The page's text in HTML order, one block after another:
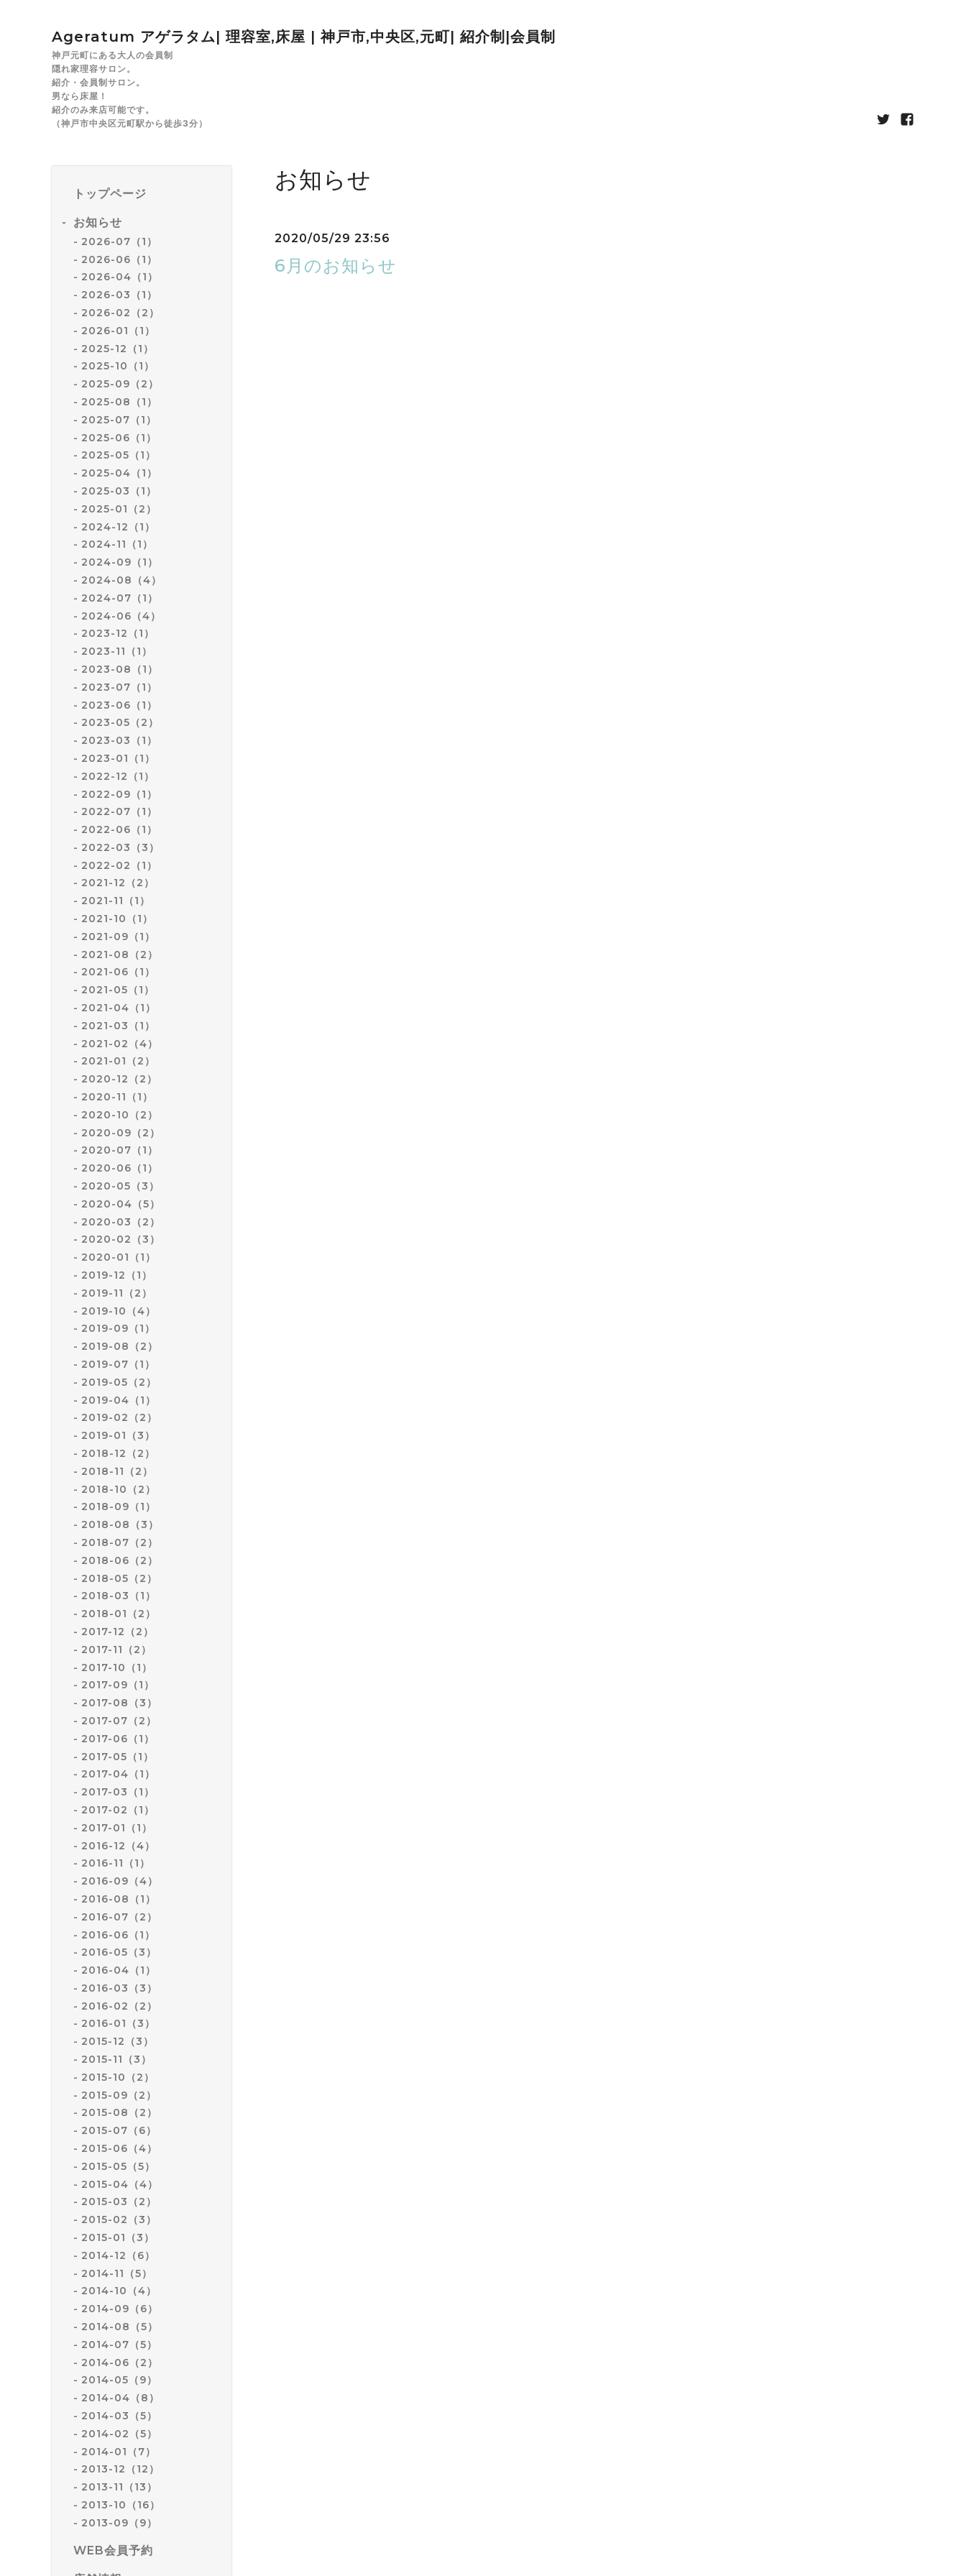
Ageratum アゲラタム| 理容室,床屋 | 神戸市,中央区,元町| 紹介制|会員制
神戸元町にある大人の会員制
隠れ家理容サロン。
紹介・会員制サロン。
男なら床屋！
紹介のみ来店可能です。
（神戸市中央区元町駅から徒歩3分）
トップページ
お知らせ
2026-07（1）
2026-06（1）
2026-04（1）
2026-03（1）
2026-02（2）
2026-01（1）
2025-12（1）
2025-10（1）
2025-09（2）
2025-08（1）
2025-07（1）
2025-06（1）
2025-05（1）
2025-04（1）
2025-03（1）
2025-01（2）
2024-12（1）
2024-11（1）
2024-09（1）
2024-08（4）
2024-07（1）
2024-06（4）
2023-12（1）
2023-11（1）
2023-08（1）
2023-07（1）
2023-06（1）
2023-05（2）
2023-03（1）
2023-01（1）
2022-12（1）
2022-09（1）
2022-07（1）
2022-06（1）
2022-03（3）
2022-02（1）
2021-12（2）
2021-11（1）
2021-10（1）
2021-09（1）
2021-08（2）
2021-06（1）
2021-05（1）
2021-04（1）
2021-03（1）
2021-02（4）
2021-01（2）
2020-12（2）
2020-11（1）
2020-10（2）
2020-09（2）
2020-07（1）
2020-06（1）
2020-05（3）
2020-04（5）
2020-03（2）
2020-02（3）
2020-01（1）
2019-12（1）
2019-11（2）
2019-10（4）
2019-09（1）
2019-08（2）
2019-07（1）
2019-05（2）
2019-04（1）
2019-02（2）
2019-01（3）
2018-12（2）
2018-11（2）
2018-10（2）
2018-09（1）
2018-08（3）
2018-07（2）
2018-06（2）
2018-05（2）
2018-03（1）
2018-01（2）
2017-12（2）
2017-11（2）
2017-10（1）
2017-09（1）
2017-08（3）
2017-07（2）
2017-06（1）
2017-05（1）
2017-04（1）
2017-03（1）
2017-02（1）
2017-01（1）
2016-12（4）
2016-11（1）
2016-09（4）
2016-08（1）
2016-07（2）
2016-06（1）
2016-05（3）
2016-04（1）
2016-03（3）
2016-02（2）
2016-01（3）
2015-12（3）
2015-11（3）
2015-10（2）
2015-09（2）
2015-08（2）
2015-07（6）
2015-06（4）
2015-05（5）
2015-04（4）
2015-03（2）
2015-02（3）
2015-01（3）
2014-12（6）
2014-11（5）
2014-10（4）
2014-09（6）
2014-08（5）
2014-07（5）
2014-06（2）
2014-05（9）
2014-04（8）
2014-03（5）
2014-02（5）
2014-01（7）
2013-12（12）
2013-11（13）
2013-10（16）
2013-09（9）
WEB会員予約
お知らせ
2020/05/29 23:56
6月のお知らせ